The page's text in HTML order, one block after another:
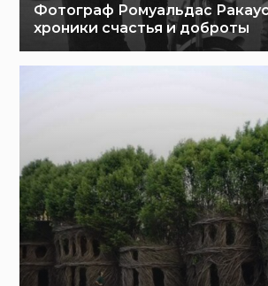
Фотограф Ромуальдас
хроники счастья и доброты